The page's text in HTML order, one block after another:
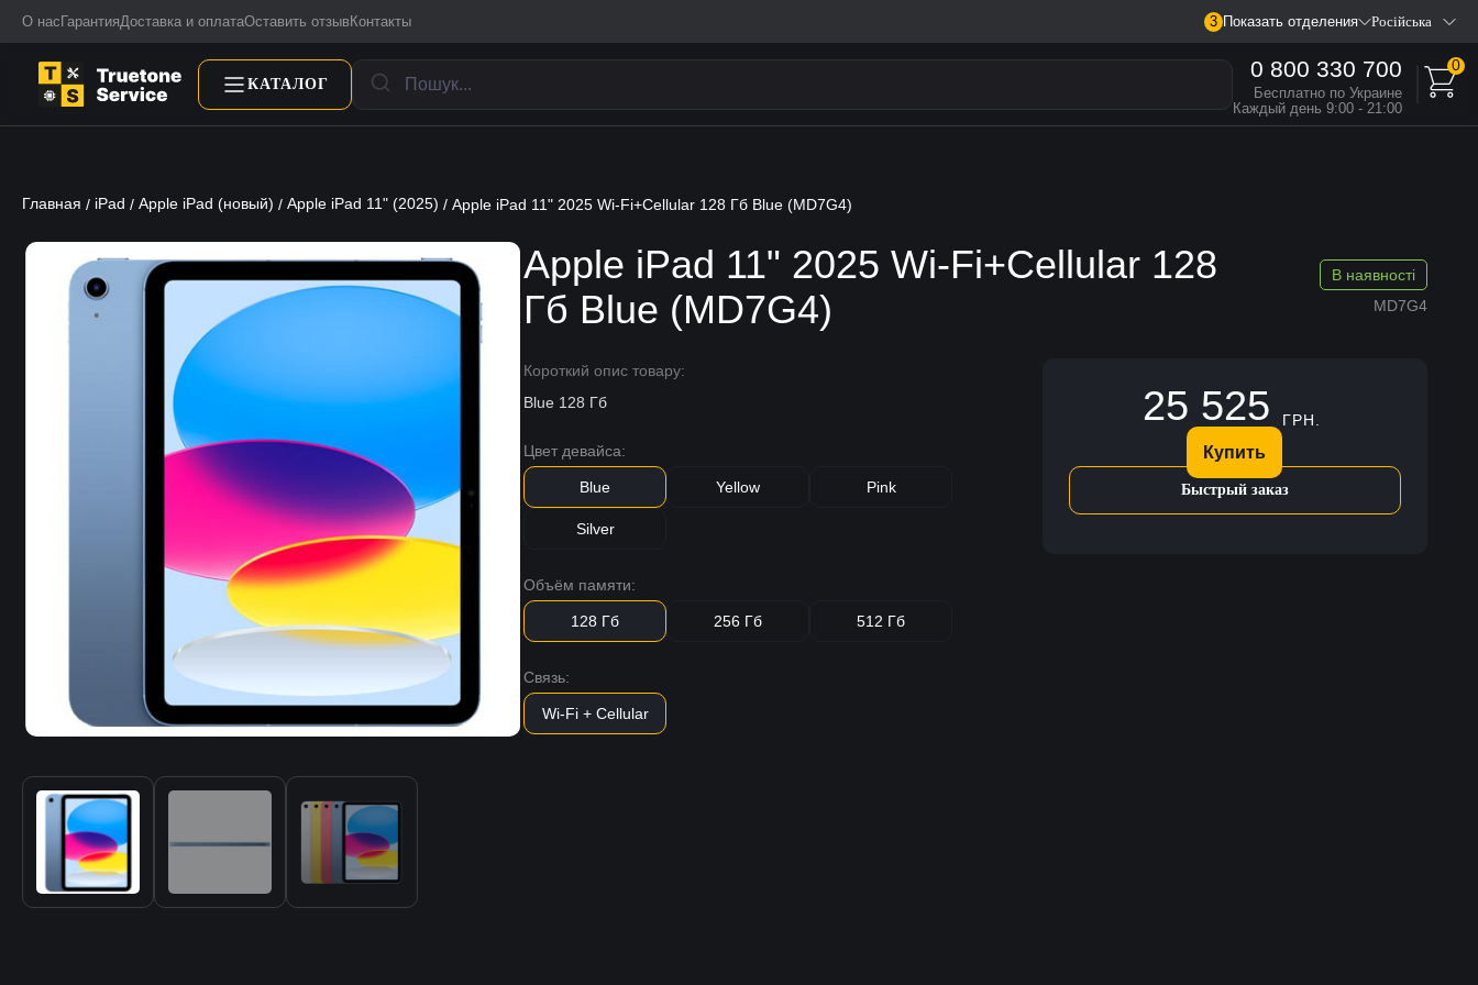
О нас ГарантияДоставка и оплатаОставить отзыв Контакты 3 Показать отделения Російська
КАТАЛОГ
0 800 330 700
Бесплатно по Украине
Каждый день 9:00 - 21:00
0
Главная / iPad / Apple iPad (новый) / Apple iPad 11" (2025) / Apple iPad 11" 2025 Wi-Fi+Cellular 128 Гб Blue (MD7G4)
Apple iPad 11" 2025 Wi-Fi+Cellular 128
Гб Blue (MD7G4)
MD7G4
В наявності
Короткий опис товару:
Blue 128 Гб
Цвет девайса:
Blue Yellow Pink
Silver
Объём памяти:
128 Гб 256 Гб 512 Гб
Связь:
Wi-Fi + Cellular
25 525 ГРН.
Купить
Быстрый заказ